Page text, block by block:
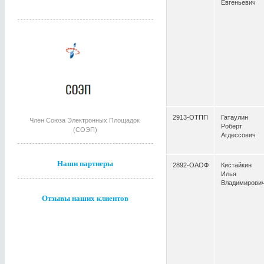
Член Союза Электронных Площадок
(СОЭП)
Наши партнеры
Отзывы наших клиентов
Евгеньевич
2913-ОТПП
Гатаулин
Роберт
Агдессович
2892-ОАОФ
Кистайкин
Илья